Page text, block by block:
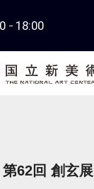
18:00
第62回 創玄展